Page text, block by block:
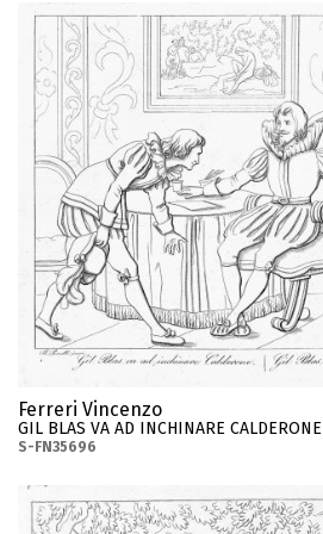
Ferreri Vincenzo
GIL BLAS VA AD INCHINARE CALDERONE
S-FN35696